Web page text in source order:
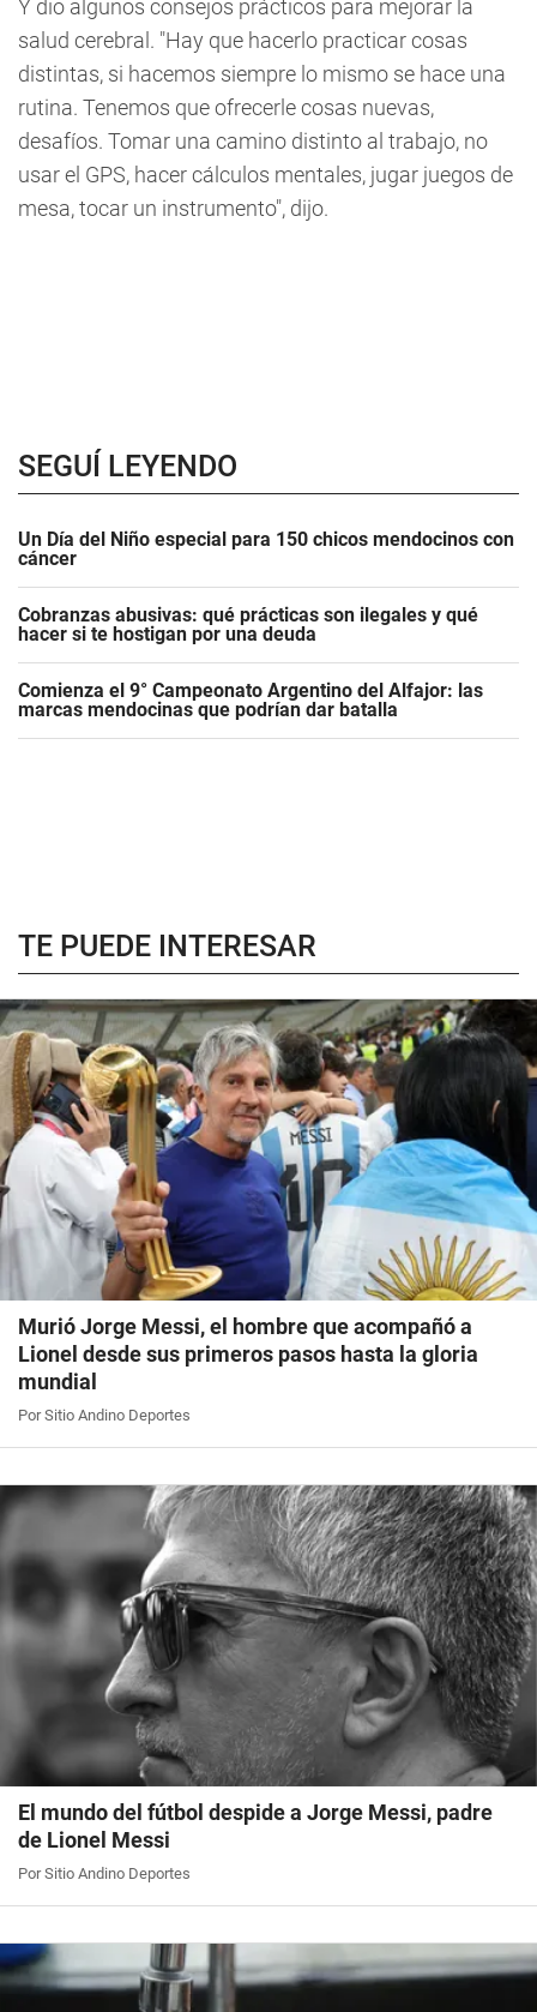
Y dio algunos consejos prácticos para mejorar la
salud cerebral. "Hay que hacerlo practicar cosas
distintas, si hacemos siempre lo mismo se hace una
rutina. Tenemos que ofrecerle cosas nuevas,
desafíos. Tomar una camino distinto al trabajo, no
usar el GPS, hacer cálculos mentales, jugar juegos de
mesa, tocar un instrumento", dijo.
SEGUÍ LEYENDO
Un Día del Niño especial para 150 chicos mendocinos con
cáncer
Cobranzas abusivas: qué prácticas son ilegales y qué
hacer si te hostigan por una deuda
Comienza el 9° Campeonato Argentino del Alfajor: las
marcas mendocinas que podrían dar batalla
TE PUEDE INTERESAR
Murió Jorge Messi, el hombre que acompañó a
Lionel desde sus primeros pasos hasta la gloria
mundial
Por Sitio Andino Deportes
El mundo del fútbol despide a Jorge Messi, padre
de Lionel Messi
Por Sitio Andino Deportes